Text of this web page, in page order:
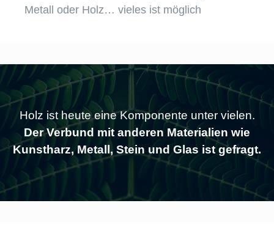
Metall oder Holz… vieles ist möglich
Holz ist heute eine Komponente unter vielen.
Der Verbund mit anderen Materialien wie
Kunstharz, Metall, Stein und Glas ist gefragt.